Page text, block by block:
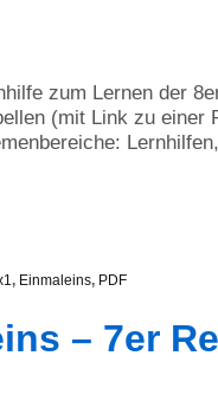
zum Lernen der
(mit Link zu einer
, Einmaleins, PDF
– 7er